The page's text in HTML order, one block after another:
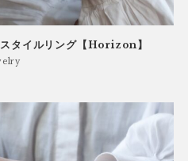
タイルリング【Horizon】